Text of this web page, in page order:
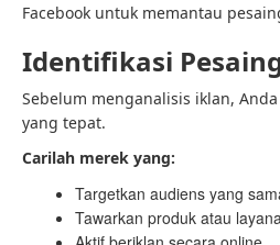
Facebook untuk memantau
Identifikasi
Sebelum menganalisis iklan,
yang tepat.
Carilah merek yang:
Targetkan audiens yang
Tawarkan produk atau